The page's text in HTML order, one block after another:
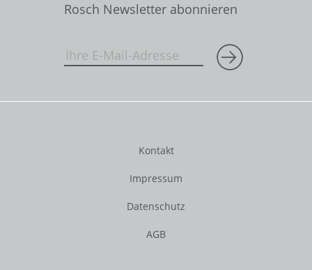
Rosch Newsletter abonnieren
Kontakt
Impressum
Datenschutz
AGB